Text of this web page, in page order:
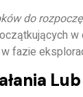
do
fazie